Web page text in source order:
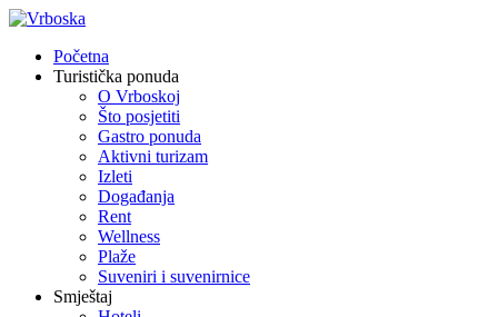
Početna
Turistička ponuda
O Vrboskoj
Što posjetiti
Gastro ponuda
Aktivni turizam
Izleti
Događanja
Rent
Wellness
Plaže
Suveniri i suvenirnice
Smještaj